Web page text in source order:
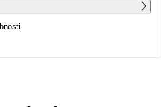
5 6 7 8 9
4 539 5 439 6 189 5 439 4 239